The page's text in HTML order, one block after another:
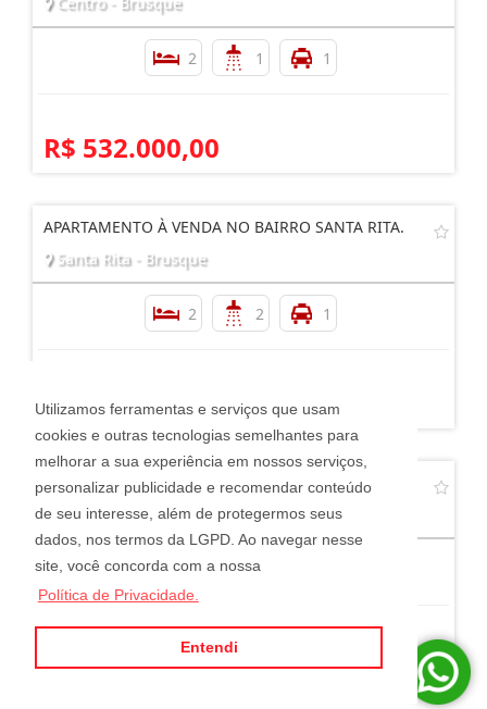
Utilizamos ferramentas e serviços que usam
cookies e outras tecnologias semelhantes para
melhorar a sua experiência em nossos serviços,
personalizar publicidade e recomendar conteúdo
de seu interesse, além de protegermos seus
dados, nos termos da LGPD. Ao navegar nesse
site, você concorda com a nossa
Política de Privacidade.
Entendi
2 1 1
R$ 532.000,00
APARTAMENTO À VENDA NO BAIRRO SANTA RITA.
Santa Rita - Brusque
2 2 1
R$ 550.000,00
APARTAMENTO 2 QUARTOS 2 VAGAS SÃO LUIZ
São Luíz - Brusque
2 1
R$ 440.000,00